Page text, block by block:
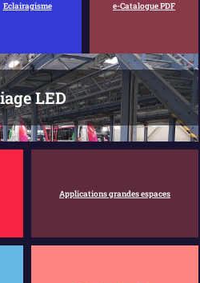
Eclairagisme e-Catalogue PDF
LED
Applications grandes espaces